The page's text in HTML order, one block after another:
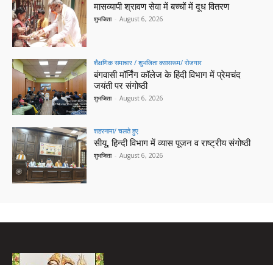
मासव्यापी श्रावण सेवा में बच्चों में दूध वितरण
शुभजिता - August 6, 2026
शैक्षणिक समाचार / शुभजिता क्सासरूम/ रोजगार
बंगवासी मॉर्निंग कॉलेज के हिंदी विभाग में प्रेमचंद
जयंती पर संगोष्ठी
शुभजिता - August 6, 2026
शहरनामा/ चलते हुए
सीयू, हिन्दी विभाग में व्यास पूजन व राष्ट्रीय संगोष्ठी
शुभजिता - August 6, 2026